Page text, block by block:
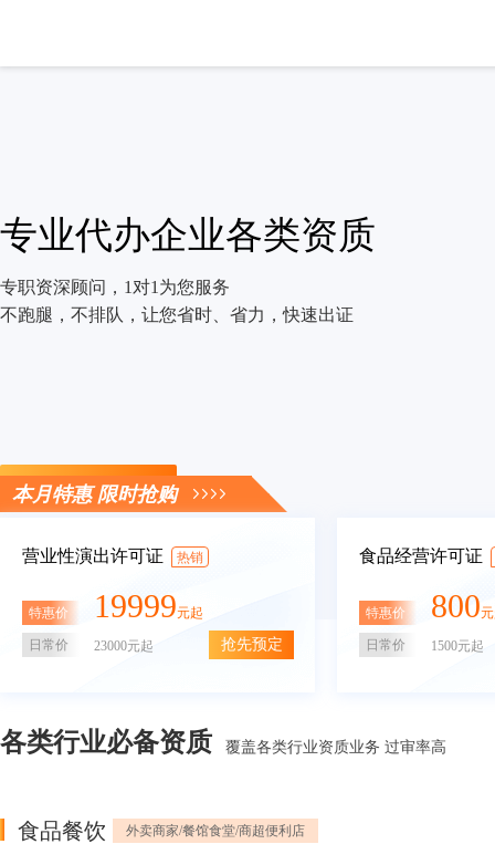
专业代办企业各类资质
专职资深顾问，1对1为您服务
不跑腿，不排队，让您省时、省力，快速出证
立即咨询
本月特惠 限时抢购
营业性演出许可证 热销
特惠价 19999元起
日常价 23000元起 抢先预定
食品经营许可证
特惠价 800
日常价 1500元起
各类行业必备资质 覆盖各类行业资质业务 过审率高
食品餐饮 外卖商家/餐馆食堂/商超便利店